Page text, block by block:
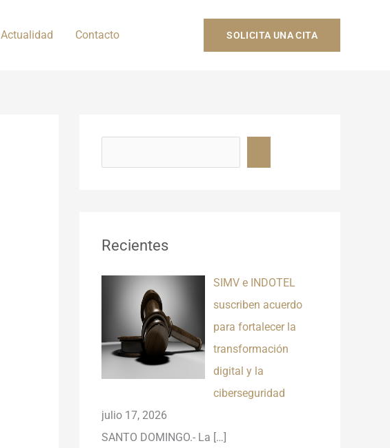
Actualidad Contacto SOLICITA UNA CITA
s
Recientes
SIMV e INDOTEL
suscriben acuerdo
para fortalecer la
transformación
digital y la
ciberseguridad
julio 17, 2026
SANTO DOMINGO.- La […]